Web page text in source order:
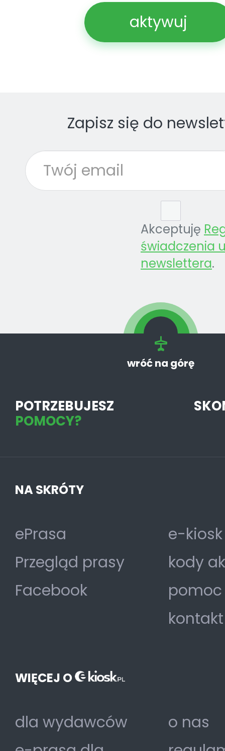
aktywuj
Zapisz się do
Akceptuję
świadczenia
newslettera.
wróć na górę
POTRZEBUJESZ
POMOCY?
NA SKRÓTY
ePrasa
Przegląd prasy
Facebook
e-
kody
pomoc
kontakt
WIĘCEJ O
dla wydawców
o nas